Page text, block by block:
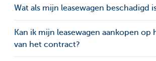
Wat als mijn leasewagen beschadigd
Kan ik mijn leasewagen aankopen op
van het contract?